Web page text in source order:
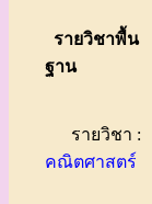
รายวิชาพื้น
ฐาน
รายวิชา :
คณิตศาสตร์